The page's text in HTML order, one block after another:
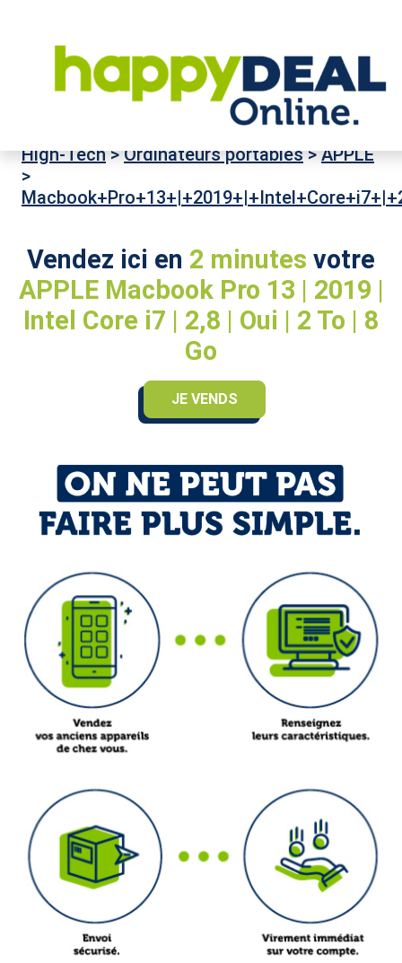
High-Tech>Ordinateurs portables>APPLE
>
Vendez ici en 2 minutes votre
APPLE Macbook Pro 13 | 2019 |
Intel Core i7 | 2,8 | Oui | 2 To | 8
Go
JE VENDS